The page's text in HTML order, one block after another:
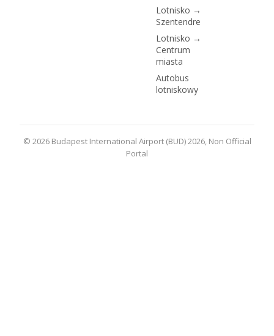
Lotnisko →
Szentendre
Lotnisko →
Centrum
miasta
Autobus
lotniskowy
© 2026 Budapest International Airport (BUD) 2026, Non Official
Portal